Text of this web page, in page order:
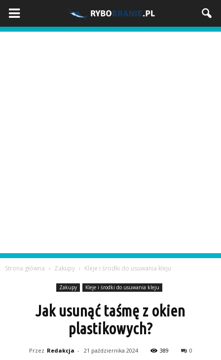
Strona główna Zakupy Kleje i środki do usuwania kleju
Zakupy Kleje i środki do usuwania kleju
Jak usunąć taśmę z okien
plastikowych?
Przez Redakcja - 21 października 2024 389 0